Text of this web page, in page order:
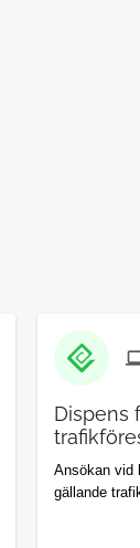
Dispens
Ansökan vid
gällande